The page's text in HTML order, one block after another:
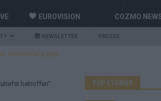
EUROVISION COZMO
NEWSLETTER PRESSE
Deutschland geht
EUROVISION
betroffen“ TOP STORIES